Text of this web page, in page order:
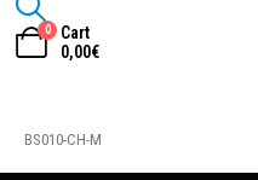
0
Cart
0,00€
BS010-CH-M